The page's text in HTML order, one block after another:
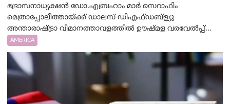
ഭദ്രാസനാധ്യക്ഷൻ ഡോ.എബ്രഹാം മാർ സെറാഫിം
മെത്രാപ്പോലീത്തായ്ക്ക് ഡാലസ് ഡിഎഫ്ഡബ്ള്യു
അന്താരാഷ്ട്രാ വിമാനത്താവളത്തിൽ ഊഷ്മള വരവേൽപ്പ്...
AMERICA